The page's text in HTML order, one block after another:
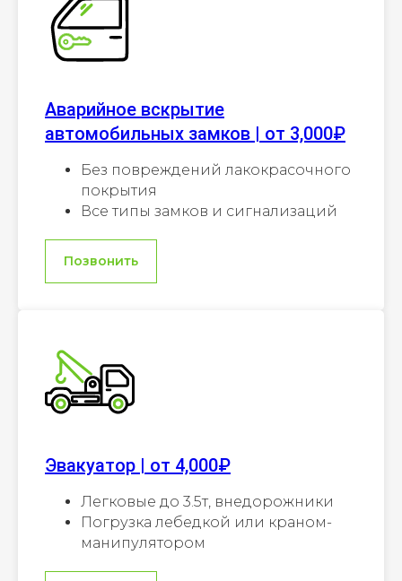
Аварийное вскрытие
автомобильных замков | от 3,000₽
Без повреждений лакокрасочного
покрытия
Все типы замков и сигнализаций
Позвонить
Эвакуатор | от 4,000₽
Легковые до 3.5т, внедорожники
Погрузка лебедкой или краном-
манипулятором